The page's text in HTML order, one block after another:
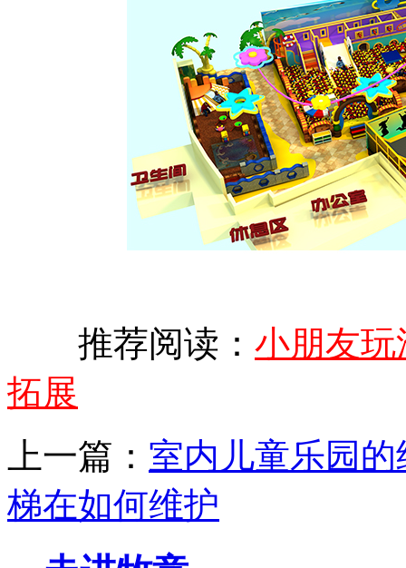
推荐阅读： 小朋友
拓展
上一篇： 室内儿童乐园
梯在如何维护